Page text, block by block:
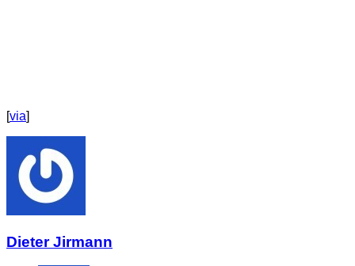
[via]
Dieter Jirmann